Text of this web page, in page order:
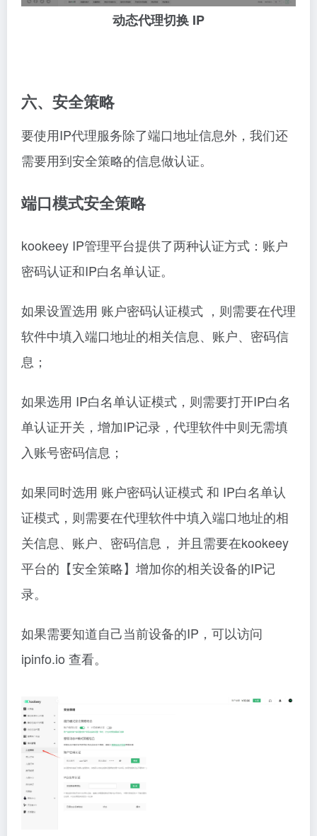
动态代理切换 IP
六、安全策略
要使用IP代理服务除了端口地址信息外，我们还
需要用到安全策略的信息做认证。
端口模式安全策略
kookeey IP管理平台提供了两种认证方式：账户
密码认证和IP白名单认证。
如果设置选用 账户密码认证模式 ，则需要在代理
软件中填入端口地址的相关信息、账户、密码信
息；
如果选用 IP白名单认证模式，则需要打开IP白名
单认证开关，增加IP记录，代理软件中则无需填
入账号密码信息；
如果同时选用 账户密码认证模式 和 IP白名单认
证模式，则需要在代理软件中填入端口地址的相
关信息、账户、密码信息， 并且需要在kookeey
平台的【安全策略】增加你的相关设备的IP记
录。
如果需要知道自己当前设备的IP，可以访问
ipinfo.io 查看。